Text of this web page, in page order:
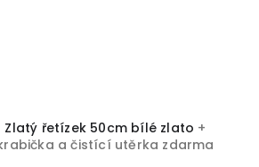
Zlatý řetízek 50cm bílé zlato +
a čistící utěrka zdarma